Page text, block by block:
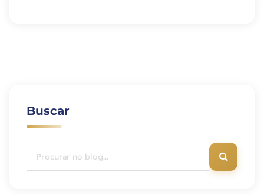
Buscar